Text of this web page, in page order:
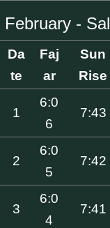
February -
Da
te
Faj
ar
Sun
Rise
1
6:0
6
7:43
2
6:0
5
7:42
3
6:0
4
7:41